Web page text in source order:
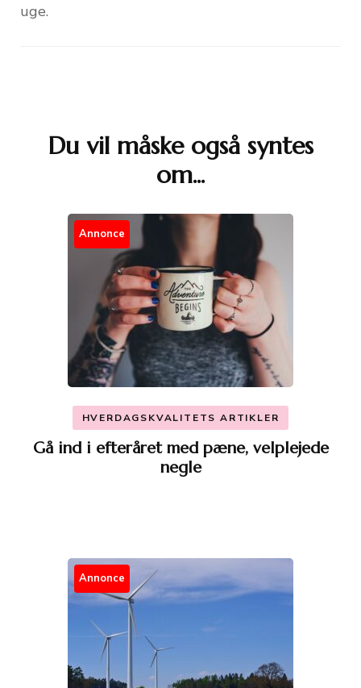
uge.
Du vil måske også syntes
om...
Annonce
HVERDAGSKVALITETS ARTIKLER
Gå ind i efteråret med pæne, velplejede
negle
Annonce